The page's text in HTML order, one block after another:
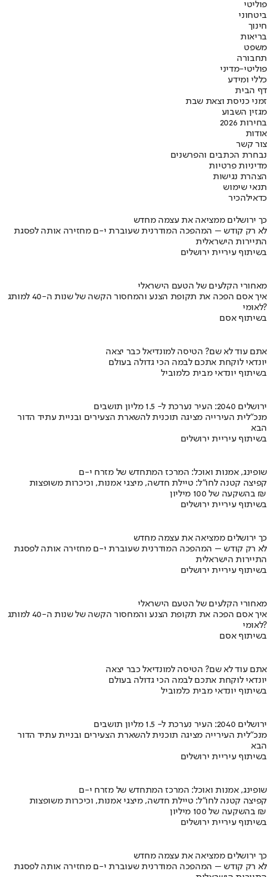
פוליטי
ביטחוני
חינוך
בריאות
משפט
תחבורה
פוליטי-מדיני
כללי ומידע
דף הבית
זמני כניסת וצאת שבת
מגזין השבוע
בחירות 2026
אודות
צור קשר
נבחרת הכתבים והפרשנים
מדיניות פרטיות
הצהרת נגישות
תנאי שימוש
כדאילהכיר
כך ירושלים ממציאה את עצמה מחדש
לא רק קודש – המהפכה המודרנית שעוברת י-ם מחזירה אותה לפסגת
התיירות הישראלית
בשיתוף עיריית ירושלים
מאחורי הקלעים של הטעם הישראלי
איך אסם הפכה את תקופת הצנע והמחסור הקשה של שנות ה-40 למותג
לאומי?
בשיתוף אסם
אתם עוד לא שם? הטיסה למונדיאל כבר יצאה
יונדאי לוקחת אתכם לבמה הכי גדולה בעולם
בשיתוף יונדאי מבית כלמוביל
ירושלים 2040: העיר נערכת ל- 1.5 מליון תושבים
מנכ"לית העירייה מציגה תוכנית להשארת הצעירים ובניית עתיד הדור
הבא
בשיתוף עיריית ירושלים
שופינג, אמנות ואוכל: המרכז המתחדש של מזרח י-ם
קפיצה קטנה לחו"ל: טיילת חדשה, מיצגי אמנות, וכיכרות משופצות
בהשקעה של 100 מיליון ₪
בשיתוף עיריית ירושלים
כך ירושלים ממציאה את עצמה מחדש
לא רק קודש – המהפכה המודרנית שעוברת י-ם מחזירה אותה לפסגת
התיירות הישראלית
בשיתוף עיריית ירושלים
מאחורי הקלעים של הטעם הישראלי
איך אסם הפכה את תקופת הצנע והמחסור הקשה של שנות ה-40 למותג
לאומי?
בשיתוף אסם
אתם עוד לא שם? הטיסה למונדיאל כבר יצאה
יונדאי לוקחת אתכם לבמה הכי גדולה בעולם
בשיתוף יונדאי מבית כלמוביל
ירושלים 2040: העיר נערכת ל- 1.5 מליון תושבים
מנכ"לית העירייה מציגה תוכנית להשארת הצעירים ובניית עתיד הדור
הבא
בשיתוף עיריית ירושלים
שופינג, אמנות ואוכל: המרכז המתחדש של מזרח י-ם
קפיצה קטנה לחו"ל: טיילת חדשה, מיצגי אמנות, וכיכרות משופצות
בהשקעה של 100 מיליון ₪
בשיתוף עיריית ירושלים
כך ירושלים ממציאה את עצמה מחדש
לא רק קודש – המהפכה המודרנית שעוברת י-ם מחזירה אותה לפסגת